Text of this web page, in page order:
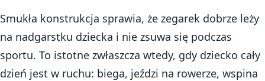
Smukła konstrukcja sprawia, że zegarek dobrze leży
na nadgarstku dziecka i nie zsuwa się podczas
sportu. To istotne zwłaszcza wtedy, gdy dziecko cały
dzień jest w ruchu: biega, jeździ na rowerze, wspina